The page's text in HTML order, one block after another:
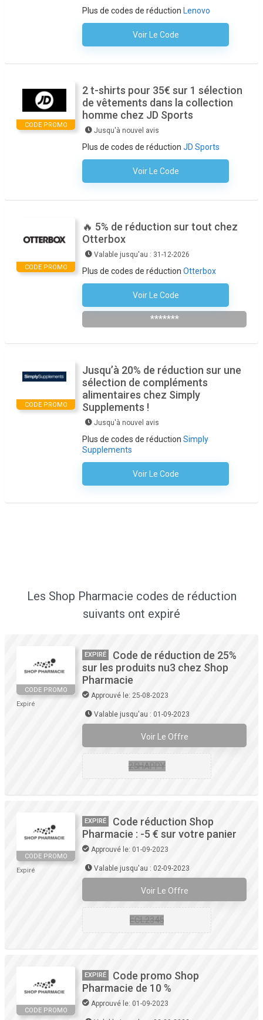
Plus de codes de réduction Lenovo
Voir Le Code
Aucun Code N'est Nécessaire
CODE PROMO
2 t-shirts pour 35€ sur 1 sélection
de vêtements dans la collection
homme chez JD Sports
Jusqu'à nouvel avis
Plus de codes de réduction JD Sports
Voir Le Code
Aucun Code N'est Nécessaire
CODE PROMO
🔥 5% de réduction sur tout chez
Otterbox
Valable jusqu'au : 31-12-2026
Plus de codes de réduction Otterbox
Voir Le Code
*******
CODE PROMO
Jusqu’à 20% de réduction sur une
sélection de compléments
alimentaires chez Simply
Supplements !
Jusqu'à nouvel avis
Plus de codes de réduction Simply
Supplements
Voir Le Code
Aucun Code N'est Nécessaire
Les Shop Pharmacie codes de réduction
suivants ont expiré
CODE PROMO
Expiré
EXPIRÉ
Code de réduction de 25%
sur les produits nu3 chez Shop
Pharmacie
Approuvé le: 25-08-2023
Valable jusqu'au : 01-09-2023
Voir Le Offre
25HAPPY
CODE PROMO
Expiré
EXPIRÉ
Code réduction Shop
Pharmacie : -5 € sur votre panier
Approuvé le: 01-09-2023
Valable jusqu'au : 02-09-2023
Voir Le Offre
ECL2345
CODE PROMO
EXPIRÉ
Code promo Shop
Pharmacie de 10 %
Approuvé le: 01-09-2023